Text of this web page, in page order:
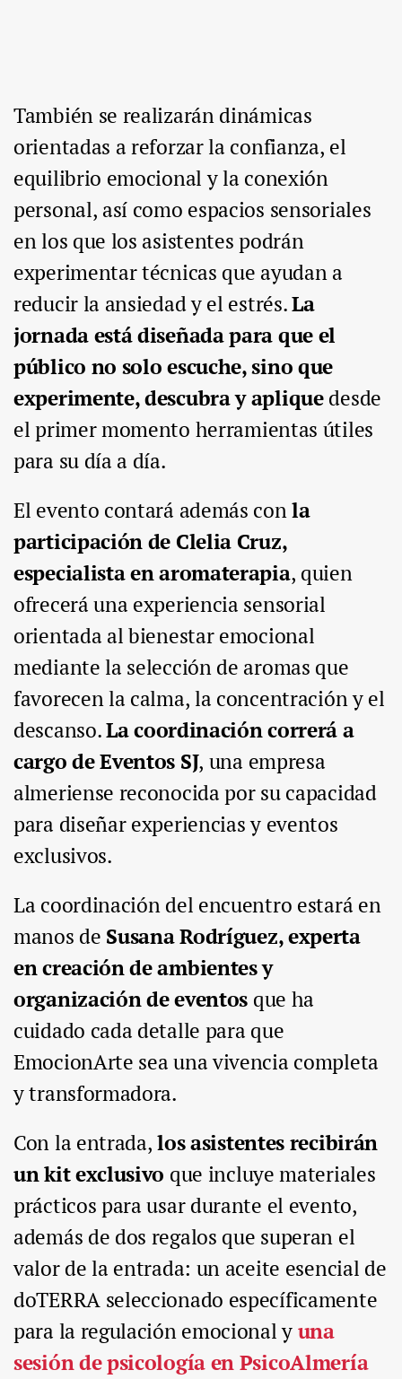
También se realizarán dinámicas
orientadas a reforzar la confianza, el
equilibrio emocional y la conexión
personal, así como espacios sensoriales
en los que los asistentes podrán
experimentar técnicas que ayudan a
reducir la ansiedad y el estrés.La
jornada está diseñada para que el
público no solo escuche, sino que
experimente, descubra y apliquedesde
el primer momento herramientas útiles
para su día a día.
El evento contará además conla
participación de Clelia Cruz,
especialista en aromaterapia, quien
ofrecerá una experiencia sensorial
orientada al bienestar emocional
mediante la selección de aromas que
favorecen la calma, la concentración y el
descanso.La coordinación correrá a
cargo de Eventos SJ, una empresa
almeriense reconocida por su capacidad
para diseñar experiencias y eventos
exclusivos.
La coordinación del encuentro estará en
manos de Susana Rodríguez, experta
en creación de ambientes y
organización de eventos que ha
cuidado cada detalle para que
EmocionArte sea una vivencia completa
y transformadora.
Con la entrada,los asistentes recibirán
un kit exclusivo que incluye materiales
prácticos para usar durante el evento,
además de dos regalos que superan el
valor de la entrada: un aceite esencial de
doTERRA seleccionado específicamente
para la regulación emocional yuna
sesión de psicología en PsicoAlmería